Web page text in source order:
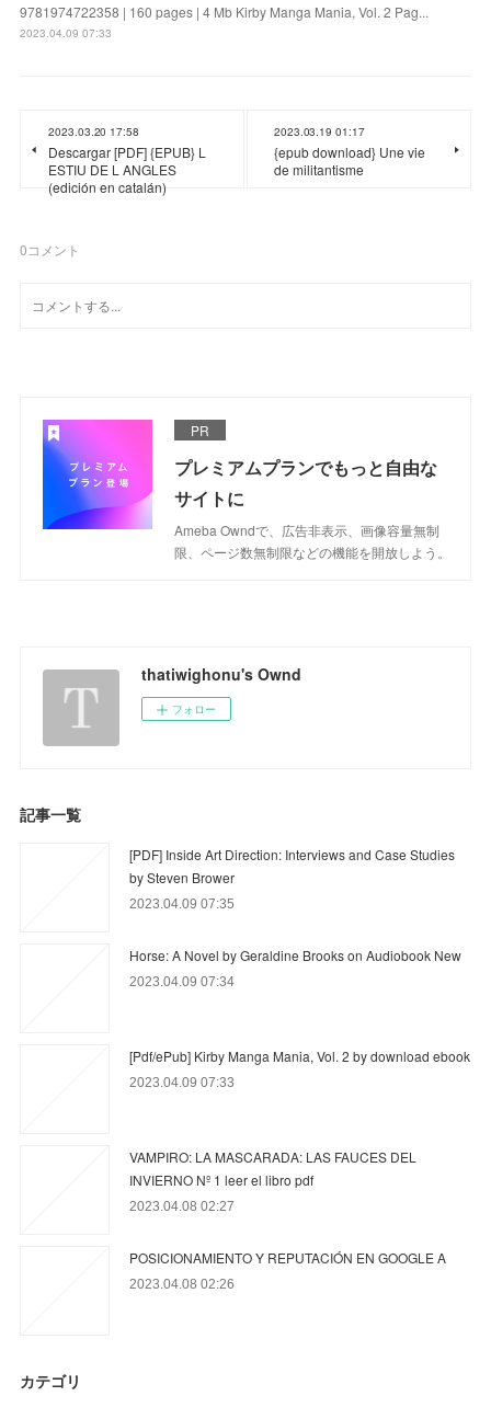
9781974722358 | 160 pages | 4 Mb Kirby Manga Mania, Vol. 2 Pag...
2023.04.09 07:33
2023.03.20 17:58
Descargar [PDF] {EPUB} L
ESTIU DE L ANGLES
(edición en catalán)
2023.03.19 01:17
{epub download} Une vie
de militantisme
0コメント
PR
プレミアムプランでもっと自由な
サイトに
Ameba Owndで、広告非表示、画像容量無制
限、ページ数無制限などの機能を開放しよう。
thatiwighonu's Ownd
フォロー
記事一覧
[PDF] Inside Art Direction: Interviews and Case Studies
by Steven Brower
2023.04.09 07:35
Horse: A Novel by Geraldine Brooks on Audiobook New
2023.04.09 07:34
[Pdf/ePub] Kirby Manga Mania, Vol. 2 by download ebook
2023.04.09 07:33
VAMPIRO: LA MASCARADA: LAS FAUCES DEL
INVIERNO Nº 1 leer el libro pdf
2023.04.08 02:27
POSICIONAMIENTO Y REPUTACIÓN EN GOOGLE A
2023.04.08 02:26
カテゴリ